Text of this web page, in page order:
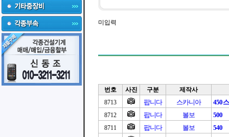
미입력
번호 사진 구분
제작사
8713
팝니다 스카니아 450
8712 팝니다 볼보 500
8711 팝니다 볼보 540